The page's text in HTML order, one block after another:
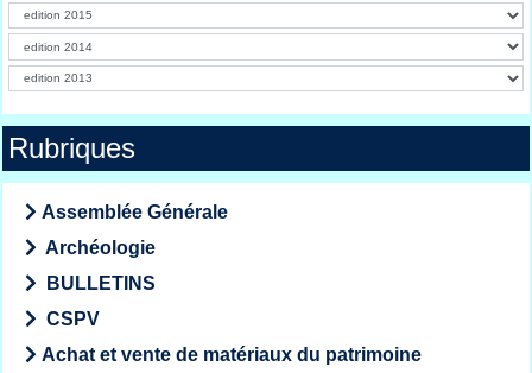
Rubriques
Assemblée Générale
Archéologie
BULLETINS
CSPV
Achat et vente de matériaux du patrimoine